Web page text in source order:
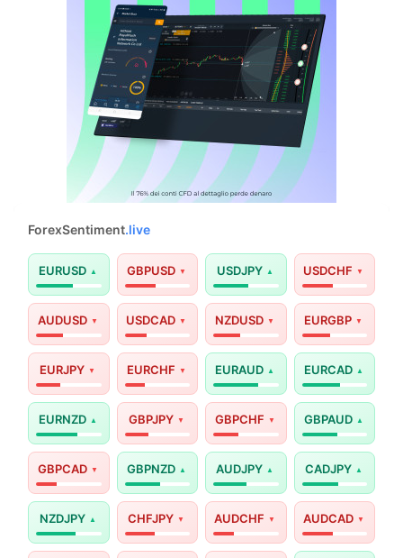
ForexSentiment.live
EURUSD GBPUSD USDJPY USDCHF
AUDUSD USDCAD NZDUSD EURGBP
EURJPY EURCHF EURAUD EURCAD
EURNZD GBPJPY GBPCHF GBPAUD
GBPCAD GBPNZD AUDJPY CADJPY
NZDJPY CHFJPY AUDCHF AUDCAD